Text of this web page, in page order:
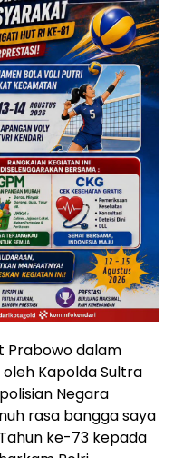
Prabowo dalam
Kapolda Sultra
Negara
rasa bangga saya
ke-73 kepada